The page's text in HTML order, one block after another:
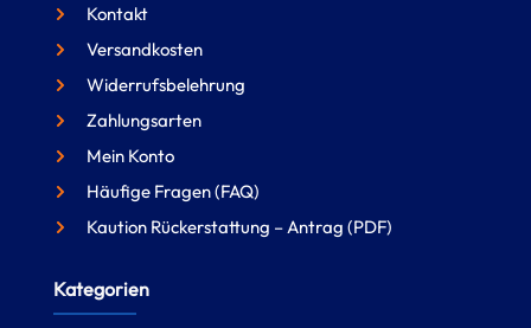
Kontakt
Versandkosten
Widerrufsbelehrung
Zahlungsarten
Mein Konto
Häufige Fragen (FAQ)
Kaution Rückerstattung – Antrag (PDF)
Kategorien